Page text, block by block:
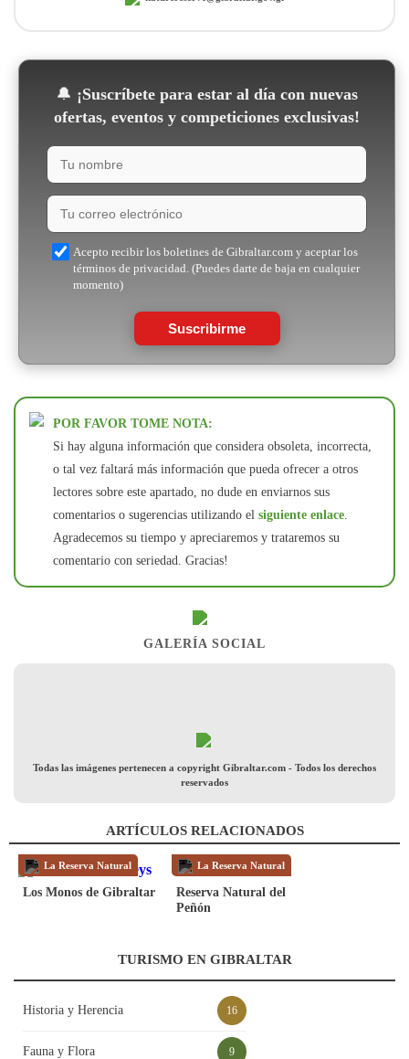
🔔 ¡Suscríbete para estar al día con nuevas
ofertas, eventos y competiciones exclusivas!
Acepto recibir los boletines de Gibraltar.com y aceptar los
términos de privacidad. (Puedes darte de baja en cualquier
momento)
Suscribirme
POR FAVOR TOME NOTA:
Si hay alguna información que considera obsoleta, incorrecta,
o tal vez faltará más información que pueda ofrecer a otros
lectores sobre este apartado, no dude en enviarnos sus
comentarios o sugerencias utilizando el siguiente enlace.
Agradecemos su tiempo y apreciaremos y trataremos su
comentario con seriedad. Gracias!
GALERÍA SOCIAL
Todas las imágenes pertenecen a copyright Gibraltar.com - Todos los derechos
reservados
ARTÍCULOS RELACIONADOS
La Reserva Natural
Los Monos de Gibraltar
La Reserva Natural
Reserva Natural del
Peñón
TURISMO EN GIBRALTAR
Historia y Herencia 16
Fauna y Flora 9